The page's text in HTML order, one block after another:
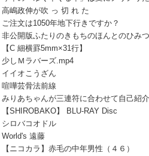
高嶋政伸が吹 っ 切 れ た
ご注文は1050年地下行きですか？
非公開版ふたりのきもちのほんとのひみつ
【C 細横罫5mm×31行】
少しＭラバーズ.mp4
イイオこうざん
喧嘩芸骨法前線
みりあちゃんが三連符に合わせて自己紹
【SHIROBAKO】 BLU-RAY Disc
シロバコオドル
World's 遠藤
【ニコカラ】赤毛の中年男性（４６）